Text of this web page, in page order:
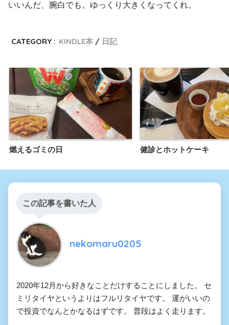
いいんだ、腕白でも。ゆっくり大きくなってくれ。
CATEGORY : KINDLE本 日記
燃えるゴミの日 健診とホットケーキ
この記事を書いた人
nekomaru0205
2020年12月から好きなことだけすることにしました。 セ
ミリタイヤというよりはフルリタイヤです。 運がいいの
で投資でなんとかなるはずです。 普段はよく走ります。